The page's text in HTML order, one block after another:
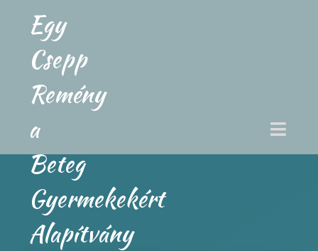
Egy
Csepp
Remény
a
Beteg
Gyermekekért
Alapítvány